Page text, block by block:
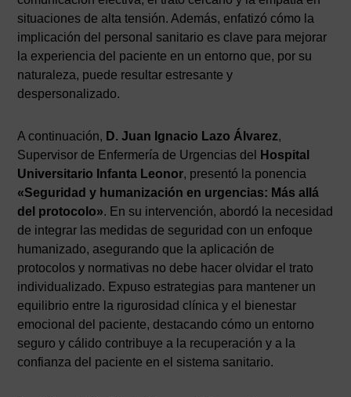
situaciones de alta tensión. Además, enfatizó cómo la
implicación del personal sanitario es clave para mejorar
la experiencia del paciente en un entorno que, por su
naturaleza, puede resultar estresante y
despersonalizado.
A continuación, D. Juan Ignacio Lazo Álvarez,
Supervisor de Enfermería de Urgencias del
Hospital
Universitario Infanta Leonor, presentó la ponencia
«Seguridad y humanización en urgencias: Más allá
del protocolo». En su intervención, abordó la necesidad
de integrar las medidas de seguridad con un enfoque
humanizado, asegurando que la aplicación de
protocolos y normativas no debe hacer olvidar el trato
individualizado. Expuso estrategias para mantener un
equilibrio entre la rigurosidad clínica y el bienestar
emocional del paciente, destacando cómo un entorno
seguro y cálido contribuye a la recuperación y a la
confianza del paciente en el sistema sanitario.